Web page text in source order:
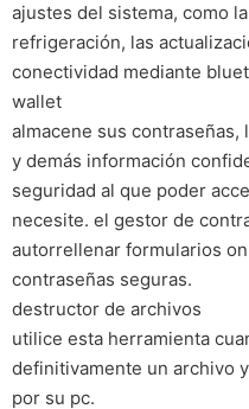
ajustes del sistema, como
refrigeración, las
conectividad mediante
wallet
almacene sus
y demás información
seguridad al que poder
necesite. el gestor de
autorrellenar formularios
contraseñas seguras.
destructor de archivos
utilice esta herramienta
definitivamente un archivo
por su pc.